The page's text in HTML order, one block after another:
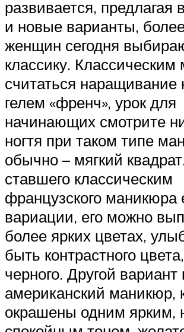
развивается, предлагая
и новые варианты,
женщин сегодня
классику. Классическим
считаться наращивание
гелем «френч», урок для
начинающих смотрите
ногтя при таком типе
обычно – мягкий
ставшего классическим
французского маникюра
вариации, его можно
более ярких цветах,
быть контрастного
черного. Другой вариант
американский маникюр,
окрашены одним ярким,